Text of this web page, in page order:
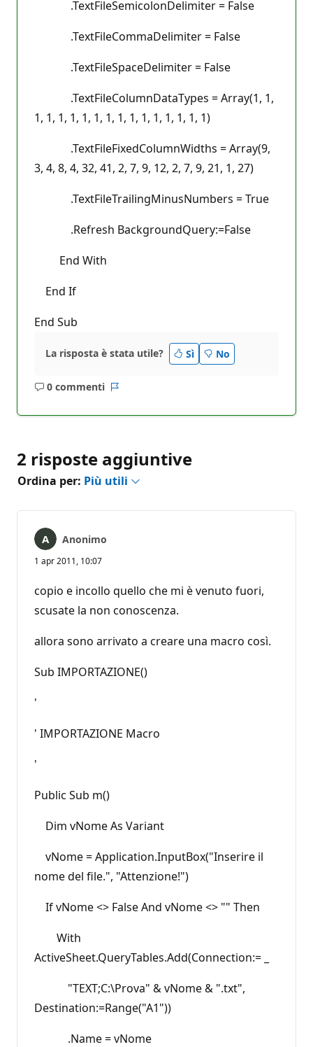
.TextFileSemicolonDelimiter = False
.TextFileCommaDelimiter = False
.TextFileSpaceDelimiter = False
.TextFileColumnDataTypes = Array(1, 1,
1, 1, 1, 1, 1, 1, 1, 1, 1, 1, 1, 1, 1, 1, 1)
.TextFileFixedColumnWidths = Array(9,
3, 4, 8, 4, 32, 41, 2, 7, 9, 12, 2, 7, 9, 21, 1, 27)
.TextFileTrailingMinusNumbers = True
.Refresh BackgroundQuery:=False
End With
End If
End Sub
La risposta è stata utile? Sì No
0 commenti
Nessun
2 risposte aggiuntive
Ordina per: Più utili
Anonimo
1 apr 2011, 10:07
copio e incollo quello che mi è venuto fuori,
scusate la non conoscenza.
allora sono arrivato a creare una macro così.
Sub IMPORTAZIONE()
'
' IMPORTAZIONE Macro
'
Public Sub m()
Dim vNome As Variant
vNome = Application.InputBox("Inserire il
nome del file.", "Attenzione!")
If vNome <> False And vNome <> "" Then
With
ActiveSheet.QueryTables.Add(Connection:= _
"TEXT;C:\Prova" & vNome & ".txt",
Destination:=Range("A1"))
.Name = vNome